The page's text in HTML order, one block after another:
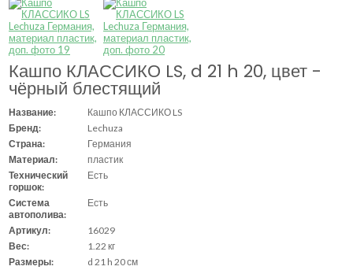
Кашпо КЛАССИКО LS, d 21 h 20, цвет -
чёрный блестящий
Название:
Кашпо КЛАССИКО LS
Бренд:
Lechuza
Страна:
Германия
Материал:
пластик
Технический
горшок:
Есть
Система
автополива:
Есть
Артикул:
16029
Вес:
1.22 кг
Размеры:
d 21 h 20 см